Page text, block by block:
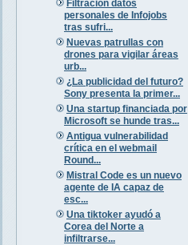
Filtración datos
personales de Infojobs
tras sufri...
Nuevas patrullas con
drones para vigilar áreas
urb...
¿La publicidad del futuro?
Sony presenta la primer...
Una startup financiada por
Microsoft se hunde tras...
Antigua vulnerabilidad
crítica en el webmail
Round...
Mistral Code es un nuevo
agente de IA capaz de
esc...
Una tiktoker ayudó a
Corea del Norte a
infiltrarse...